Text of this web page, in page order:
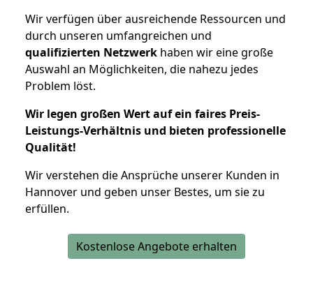
Wir verfügen über ausreichende Ressourcen und
durch unseren umfangreichen und
qualifizierten Netzwerk haben wir eine große
Auswahl an Möglichkeiten, die nahezu jedes
Problem löst.
Wir legen großen Wert auf ein faires Preis-
Leistungs-Verhältnis und bieten professionelle
Qualität!
Wir verstehen die Ansprüche unserer Kunden in
Hannover und geben unser Bestes, um sie zu
erfüllen.
Kostenlose Angebote erhalten